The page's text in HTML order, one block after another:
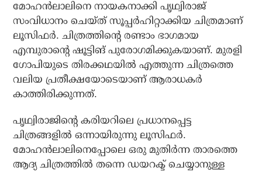
മോഹന്‍ലാലിനെ നായകനാക്കി പൃഥ്വിരാജ്
സംവിധാനം ചെയ്ത് സൂപ്പര്‍ഹിറ്റാക്കിയ ചിത്രമാണ്
ലൂസിഫര്‍. ചിത്രത്തിന്റെ രണ്ടാം ഭാഗമായ
എമ്പുരാന്റെ ഷൂട്ടിങ് പുരോഗമിക്കുകയാണ്. മുരളി
ഗോപിയുടെ തിരക്കഥയില്‍ എത്തുന്ന ചിത്രത്തെ
വലിയ പ്രതീക്ഷയോടെയാണ് ആരാധകര്‍
കാത്തിരിക്കുന്നത്.
പൃഥ്വിരാജിന്റെ കരിയറിലെ പ്രധാനപ്പെട്ട
ചിത്രങ്ങളില്‍ ഒന്നായിരുന്നു ലൂസിഫര്‍.
മോഹന്‍ലാലിനെപ്പോലെ ഒരു മുതിര്‍ന്ന താരത്തെ
ആദ്യ ചിത്രത്തില്‍ തന്നെ ഡയറക്ട് ചെയ്യാനുള്ള